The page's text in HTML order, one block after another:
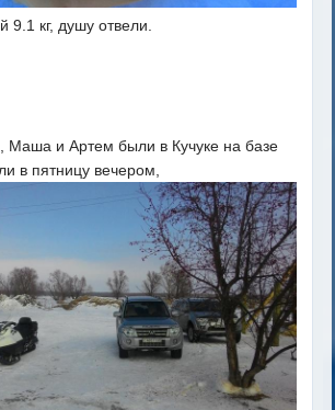
кг, душу отвели.
Маша и Артем были в Кучуке на базе
в пятницу вечером,